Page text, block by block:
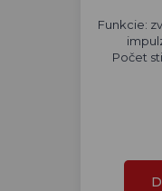
Funkcie:
Počet